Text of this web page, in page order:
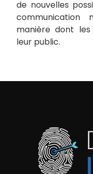
de nouvelles
communication
manière dont
leur public.